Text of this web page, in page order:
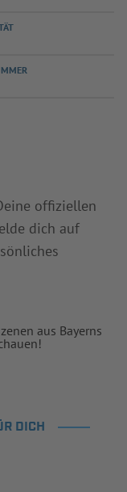
offiziellen
dich auf
aus Bayerns
DICH